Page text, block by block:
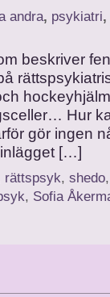
andra, psykiatri,
beskriver
Hur
gör ingen
[…]
rättspsyk, shedo,
, Sofia